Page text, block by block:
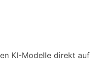
KI-Modelle direkt auf